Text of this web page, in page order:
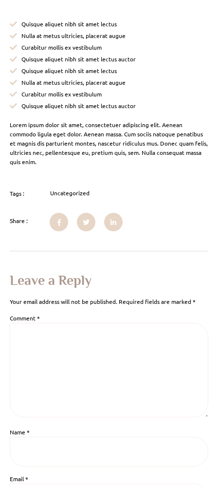
Quisque aliquet nibh sit amet lectus
Nulla at metus ultricies, placerat augue
Curabitur mollis ex vestibulum
Quisque aliquet nibh sit amet lectus auctor
Quisque aliquet nibh sit amet lectus
Nulla at metus ultricies, placerat augue
Curabitur mollis ex vestibulum
Quisque aliquet nibh sit amet lectus auctor
Lorem ipsum dolor sit amet, consectetuer adipiscing elit. Aenean
commodo ligula eget dolor. Aenean massa. Cum sociis natoque penatibus
et magnis dis parturient montes, nascetur ridiculus mus. Donec quam felis,
ultricies nec, pellentesque eu, pretium quis, sem. Nulla consequat massa
quis enim.
Tags : Uncategorized
Share :
Leave a Reply
Your email address will not be published. Required fields are marked*
Comment*
Name *
Email*